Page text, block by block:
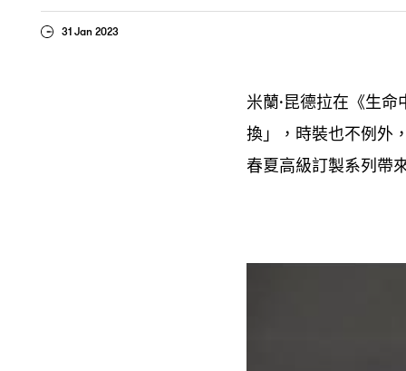
31 Jan 2023
米蘭·昆德拉在《生命
換」
， 時裝也不例外 ，
春夏高級訂製系列帶